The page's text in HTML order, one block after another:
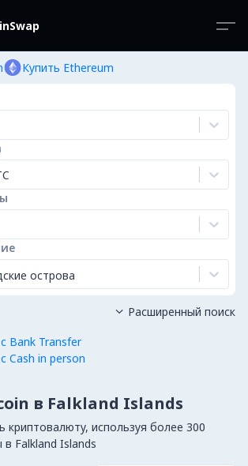
Купить Ethereum
острова
Bank Transfer
Cash in person
 Расширенный поиск
в Falkland Islands
криптовалюту, используя более 300
Falkland Islands